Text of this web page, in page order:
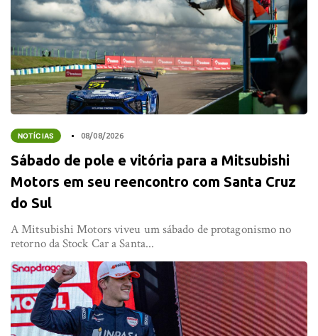
NOTÍCIAS 08/08/2026
Sábado de pole e vitória para a Mitsubishi
Motors em seu reencontro com Santa Cruz
do Sul
A Mitsubishi Motors viveu um sábado de protagonismo no
retorno da Stock Car a Santa...